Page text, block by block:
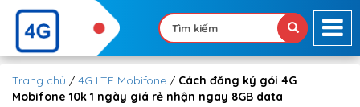
Trang chủ / 4G LTE Mobifone / Cách đăng ký gói 4G
Mobifone 10k 1 ngày giá rẻ nhận ngay 8GB data